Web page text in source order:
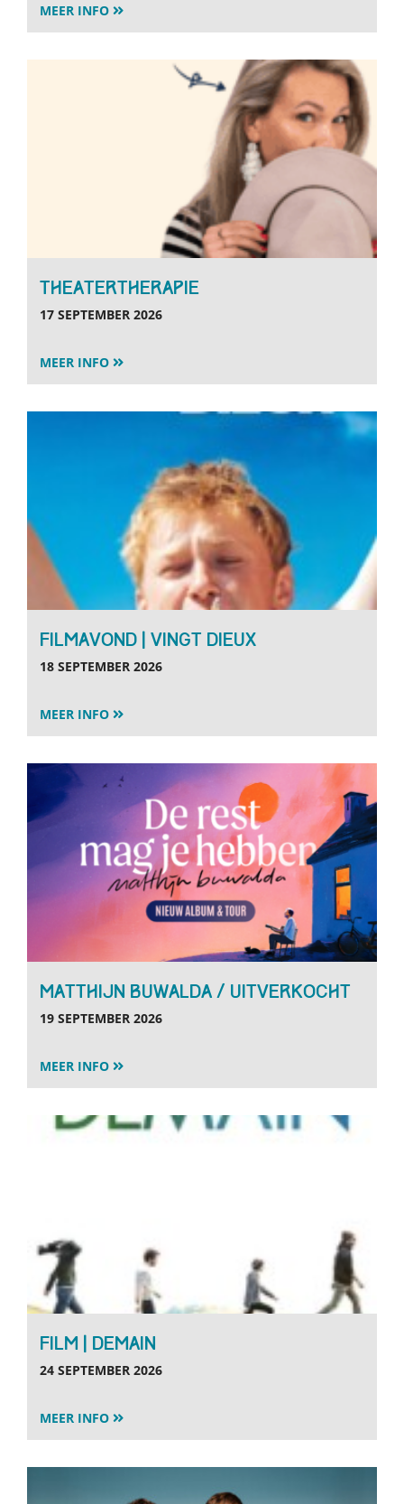
MEER INFO
THEATERTHERAPIE
17 SEPTEMBER 2026
MEER INFO
FILMAVOND | VINGT DIEUX
18 SEPTEMBER 2026
MEER INFO
MATTHIJN BUWALDA / uitverkocht
19 SEPTEMBER 2026
MEER INFO
FILM | DEMAIN
24 SEPTEMBER 2026
MEER INFO